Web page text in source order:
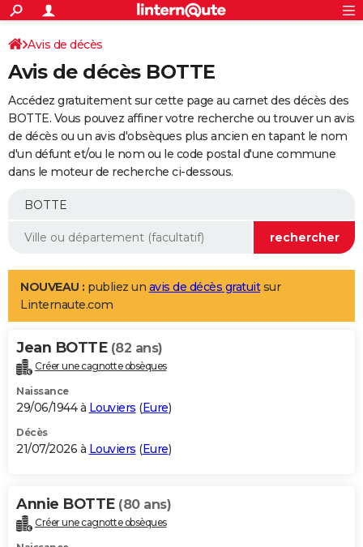
ACTUALITÉS
Politique
Société
Faits Divers
Education
Monde
Villes
+
SPORT
Coupe du monde 2026
Football
Tennis
Cyclisme
Rugby
Forum
Programme TV
TNT
Streaming
Cinéma
Sorties cinéma
Musique
+
FINANCE
Retraite
Impôts
Epargne
Immobilier
Risques naturels par ville
Banque
Assurance
Crédit
AUTO
Essais
Réserver un essai
Citadines
Berlines
SUV
Forum auto
+
Mobiles
Meilleur smartphone
Internet
Ordinateurs
Jeux vidéo
Guide high-tech
Aménagement intérieur
LIFESTYLE
Art de vivre
Bien-être
Loisirs
Mode
Modes de vie
Alimentation
Guide de la santé
Maladies
Médicaments
Sommeil
VOYAGE
Destinations
City break
Voyage nature
Voyage de noces
Forum
Climat
+PHOTO
GUIDES D'ACHAT
BONS PLANS
Carte de Noël
Carte Bonne année
Carte Saint-Valentin
Carte Pâques
Carte d'anniversaire
DICTIONNAIRE
Dictionnaire
Biographies
Citations
Expressions
Proverbes
Avis de décès
Avis de décès BOTTE
Accédez gratuitement sur cette page au carnet des décès des
BOTTE. Vous pouvez affiner votre recherche ou trouver un avis
de décès ou un avis d'obsèques plus ancien en tapant le nom
d'un défunt et/ou le nom ou le code postal d'une commune
dans le moteur de recherche ci-dessous.
NOUVEAU : publiez un avis de décès gratuitsur
Linternaute.com
Jean BOTTE (82 ans)
Créer une cagnotte obsèques
Naissance
29/06/1944 à Louviers (Eure)
Décès
21/07/2026 à Louviers (Eure)
Annie BOTTE (80 ans)
Créer une cagnotte obsèques